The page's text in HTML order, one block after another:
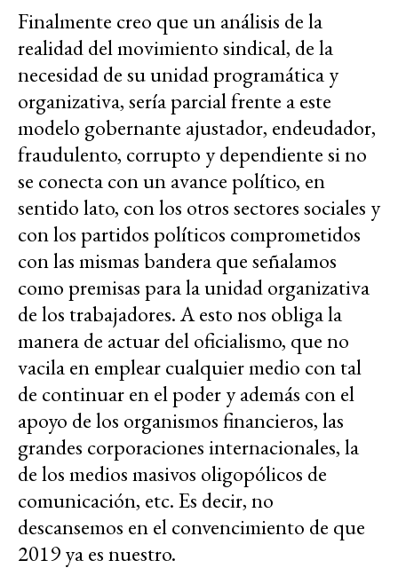
Finalmente creo que un análisis de la
realidad del movimiento sindical, de la
necesidad de su unidad programática y
organizativa, sería parcial frente a este
modelo gobernante ajustador, endeudador,
fraudulento, corrupto y dependiente si no
se conecta con un avance político, en
sentido lato, con los otros sectores sociales y
con los partidos políticos comprometidos
con las mismas bandera que señalamos
como premisas para la unidad organizativa
de los trabajadores. A esto nos obliga la
manera de actuar del oficialismo, que no
vacila en emplear cualquier medio con tal
de continuar en el poder y además con el
apoyo de los organismos financieros, las
grandes corporaciones internacionales, la
de los medios masivos oligopólicos de
comunicación, etc. Es decir, no
descansemos en el convencimiento de que
2019 ya es nuestro.